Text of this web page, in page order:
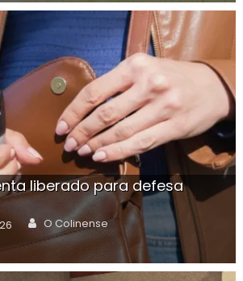
liberado para defesa
Author
O Colinense